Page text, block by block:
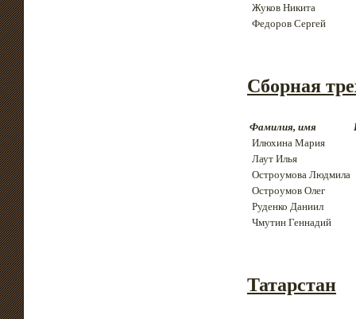
Жуков Никита
Федоров Сергей
Сборная
Фамилия, имя
Илюхина Мария
Лаут Илья
Остроумова Людмила
Остроумов Олег
Руденко Даниил
Чмутин Геннадий
Татарстан